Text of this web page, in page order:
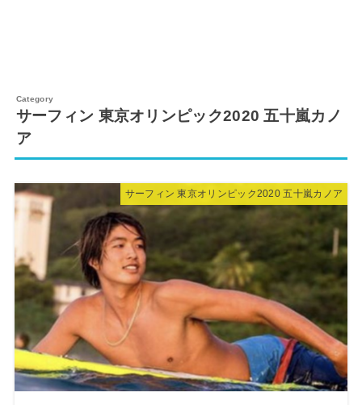
サーフィン 東京オリンピック2020 五十嵐カノ
ア
サーフィン 東京オリンピック2020 五十嵐カノア